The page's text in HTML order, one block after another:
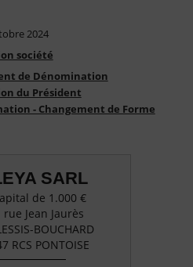
2024
société
de Dénomination
du Président
- Changement de Forme
SARL
de 1.000 €
rue Jean Jaurès
BOUCHARD
RCS PONTOISE